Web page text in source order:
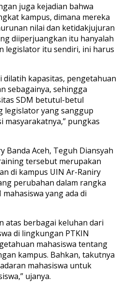
juga kejadian bahwa
kampus, dimana mereka
nilai dan ketidakjujuran
diiperjuangkan itu hanyalah
legislator itu sendiri, ini harus
dilatih kapasitas, pengetahuan
sebagainya, sehingga
SDM betutul-betul
legislator yang sanggup
masyarakatnya,” pungkas
Banda Aceh, Teguh Diansyah
tersebut merupakan
di kampus UIN Ar-Raniry
perubahan dalam rangka
yang ada di
atas berbagai keluhan dari
di lingkungan PTKIN
mahasiswa tentang
kampus. Bahkan, takutnya
mahasiswa untuk
ujanya.